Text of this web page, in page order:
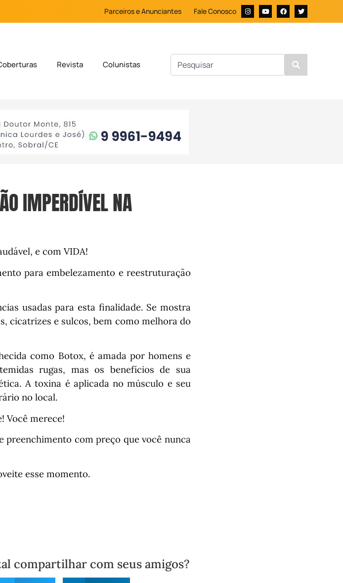
Parceiros e Anunciantes Fale Conosco
Revista Colunistas
IMPERDÍVEL NA
e com VIDA!
para embelezamento e reestruturação
usadas para esta finalidade. Se mostra
cicatrizes e sulcos, bem como melhora do
como Botox, é amada por homens e
rugas, mas os benefícios de sua
A toxina é aplicada no músculo e seu
no local.
Você merece!
preenchimento com preço que você nunca
esse momento.
compartilhar com seus amigos?